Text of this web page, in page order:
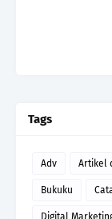
Tags
Adv Artikel
Bukuku
Digital